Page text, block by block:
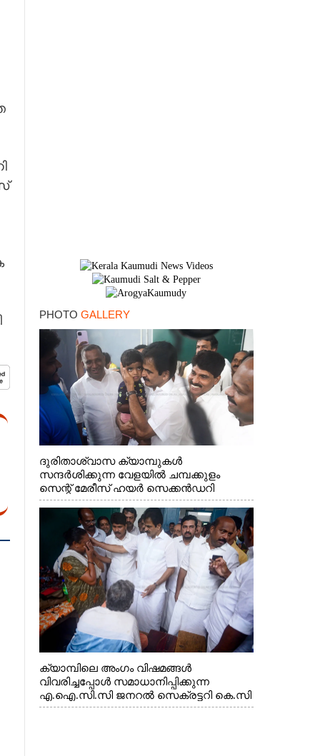
PHOTO GALLERY
ദുരിതാശ്വാസ ക്യാമ്പുകൾ
സന്ദർശിക്കുന്ന വേളയിൽ ചമ്പക്കുളം
സെന്റ് മേരീസ് ഹയർ സെക്കൻഡറി
സ്കൂളിലെ ക്യാമ്പിലെത്തിയ എ.ഐ.സി.സി
ജനറൽ സെക്രട്ടറി കെ.സി
വേണുഗോപാൽ എം.പി കുരുന്നിനെ
എടുത്ത് ലാളിച്ചപ്പോൾ. സഹകരണ-
എക്സൈസ് വകുപ്പ് മന്ത്രി എം. ലിജു,
കൃഷിവകുപ്പ് മന്ത്രി ടി. സിദ്ദിഖ്, റെജി
ചെറിയാൻ എം. എൽ. എ എന്നിവർ സമീപം
ക്യാമ്പിലെ അംഗം വിഷമങ്ങൾ
വിവരിച്ചപ്പോൾ സമാധാനിപ്പിക്കുന്ന
എ.ഐ.സി.സി ജനറൽ സെക്രട്ടറി കെ.സി
വേണുഗോപാൽ എം.പി. സഹകരണ-